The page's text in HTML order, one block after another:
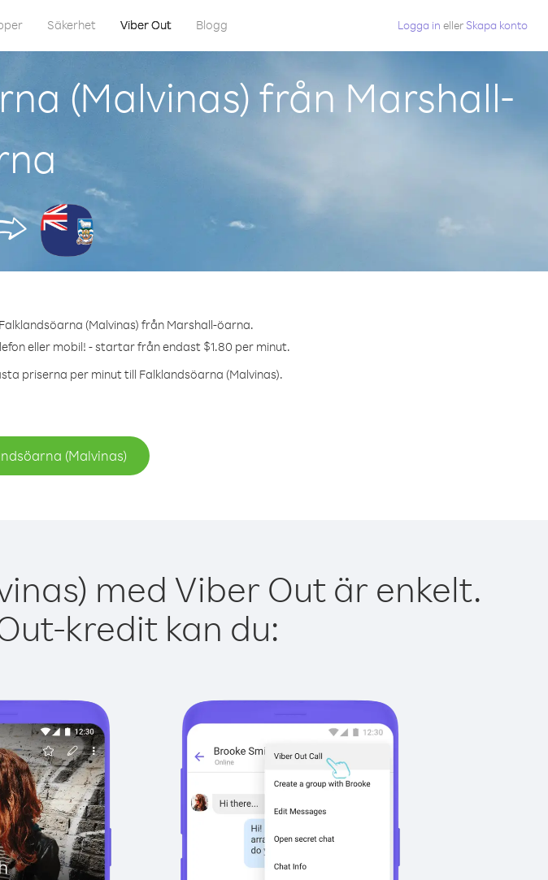
Säkerhet Viber Out Blogg Logga in eller Skapa konto
(Malvinas) från Marshall-
(Malvinas) från Marshall-öarna.
eller mobil! - startar från endast $1.80 per minut.
priserna per minut till Falklandsöarna (Malvinas).
(Malvinas)
med Viber Out är enkelt.
kredit kan du: